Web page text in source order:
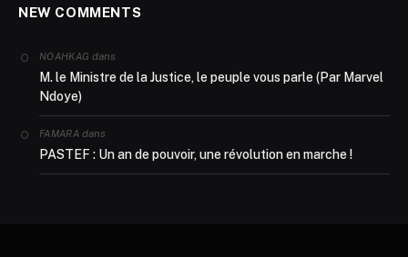
NEW COMMENTS
NOAHKAG dans
M. le Ministre de la Justice, le peuple vous parle (Par Marvel
Ndoye)
FAMARAdans
PASTEF : Un an de pouvoir, une révolution en marche !